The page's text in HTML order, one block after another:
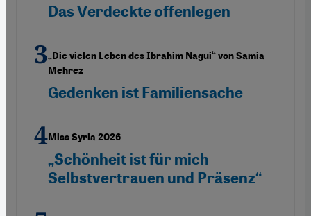
Das Verdeckte offenlegen
„Die vielen Leben des Ibrahim Nagui“ von Samia
Mehrez
Gedenken ist Familiensache
Miss Syria 2026
„Schönheit ist für mich
Selbstvertrauen und Präsenz“